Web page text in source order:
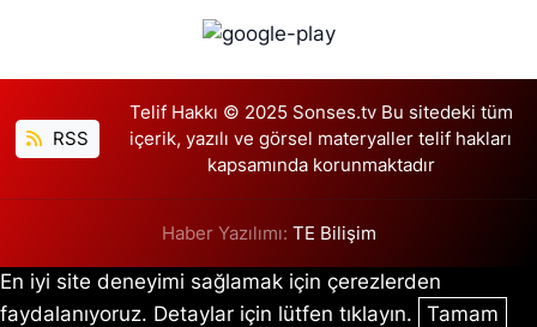
RSS
Telif Hakkı © 2025 Sonses.tv Bu sitedeki tüm
içerik, yazılı ve görsel materyaller telif hakları
kapsamında korunmaktadır
Haber Yazılımı: TE Bilişim
En iyi site deneyimi sağlamak için çerezlerden
faydalanıyoruz. Detaylar için lütfen tıklayın.
Tamam